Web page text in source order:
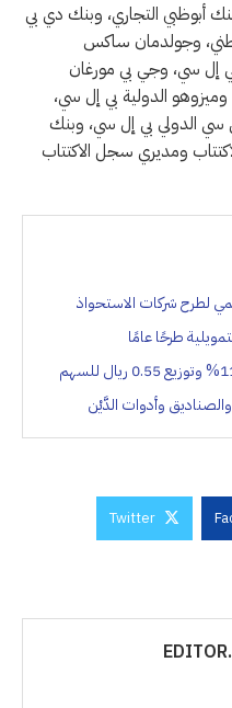
أبوظبي التجاري، وبنك دي بي
وجولدمان ساكس
إل سي، وجي بي مورغان
الدولية بي إل سي،
سي الدولي بي إل سي، وبنك
ومديري سجل الاكتتاب
لطرح شركات الاستحواذ
طرحًا عامًا
وأدوات الدَّيْن
Twitter